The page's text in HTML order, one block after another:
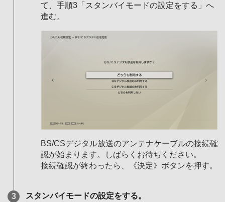
て、手順3「スタンバイモードの設定をする」へ
進む。
BS/CSデジタル放送のアンテナケーブルの接続確
認が始まります。しばらくお待ちください。
接続確認が終わったら、《決定》ボタンを押す。
スタンバイモードの設定をする。